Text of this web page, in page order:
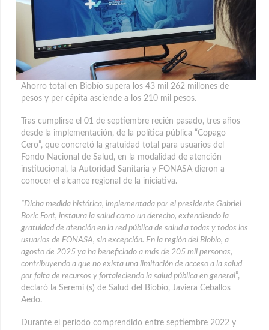
Ahorro total en Biobío supera los 43 mil 262 millones de
pesos y per cápita asciende a los 210 mil pesos.
Tras cumplirse el 01 de septiembre recién pasado, tres años
desde la implementación, de la política pública “Copago
Cero”, que concretó la gratuidad total para usuarios del
Fondo Nacional de Salud, en la modalidad de atención
institucional, la Autoridad Sanitaria y FONASA dieron a
conocer el alcance regional de la iniciativa.
“Dicha medida histórica, implementada por el presidente Gabriel
Boric Font, instaura la salud como un derecho, extendiendo la
gratuidad de atención en la red pública de salud a todas y todos los
usuarios de FONASA, sin excepción. En la región del Biobío, a
agosto de 2025 ya ha beneficiado a más de 205 mil personas,
contribuyendo a que no exista una limitación de acceso a la salud
por falta de recursos y fortaleciendo la salud pública en general”,
declaró la Seremi (s) de Salud del Biobío, Javiera Ceballos
Aedo.
Durante el período comprendido entre septiembre 2022 y